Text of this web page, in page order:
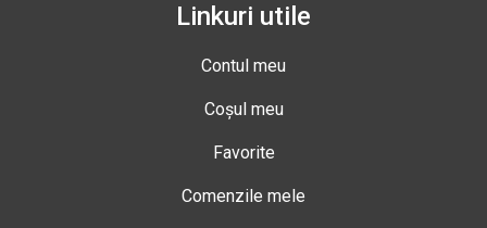
Linkuri utile
Contul meu
Coșul meu
Favorite
Comenzile mele